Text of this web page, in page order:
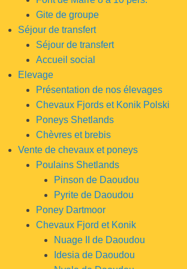
Gite de groupe
Séjour de transfert
Séjour de transfert
Accueil social
Elevage
Présentation de nos élevages
Chevaux Fjords et Konik Polski
Poneys Shetlands
Chèvres et brebis
Vente de chevaux et poneys
Poulains Shetlands
Pinson de Daoudou
Pyrite de Daoudou
Poney Dartmoor
Chevaux Fjord et Konik
Nuage II de Daoudou
Idesia de Daoudou